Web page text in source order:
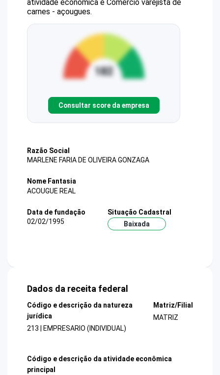
atividade econômica é Comércio varejista de
carnes - açougues.
Consultar score da empresa
Razão Social
MARLENE FARIA DE OLIVEIRA GONZAGA
Nome Fantasia
ACOUGUE REAL
Data de fundação
02/02/1995
Situação Cadastral
Baixada
Dados da receita federal
Código e descrição da natureza
jurídica
213 | EMPRESARIO (INDIVIDUAL)
Matriz/Filial
MATRIZ
Código e descrição da atividade econômica
principal